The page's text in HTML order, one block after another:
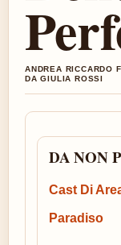
ANDREA RICCARDO
DA GIULIA ROSSI
DA NON
Cast Di
Paradiso